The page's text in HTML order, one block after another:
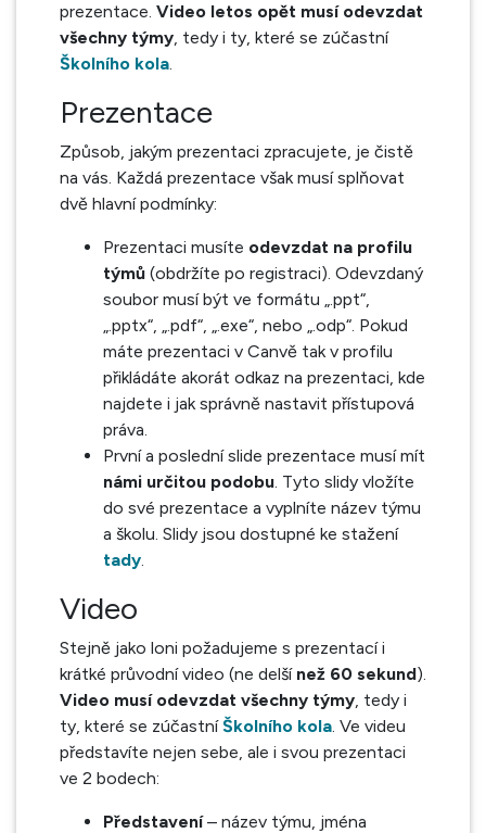
prezentace. Video letos opět musí odevzdat
všechny týmy, tedy i ty, které se zúčastní
Školního kola.
Prezentace
Způsob, jakým prezentaci zpracujete, je čistě
na vás. Každá prezentace však musí splňovat
dvě hlavní podmínky:
Prezentaci musíte odevzdat na profilu
týmů (obdržíte po registraci). Odevzdaný
soubor musí být ve formátu „.ppt“,
„.pptx“, „.pdf“, „.exe“, nebo „.odp“. Pokud
máte prezentaci v Canvě tak v profilu
přikládáte akorát odkaz na prezentaci, kde
najdete i jak správně nastavit přístupová
práva.
První a poslední slide prezentace musí mít
námi určitou podobu. Tyto slidy vložíte
do své prezentace a vyplníte název týmu
a školu. Slidy jsou dostupné ke stažení
tady.
Video
Stejně jako loni požadujeme s prezentací i
krátké průvodní video (ne delší než 60 sekund).
Video musí odevzdat všechny týmy, tedy i
ty, které se zúčastníŠkolního kola. Ve videu
představíte nejen sebe, ale i svou prezentaci
ve 2 bodech:
Představení– název týmu, jména